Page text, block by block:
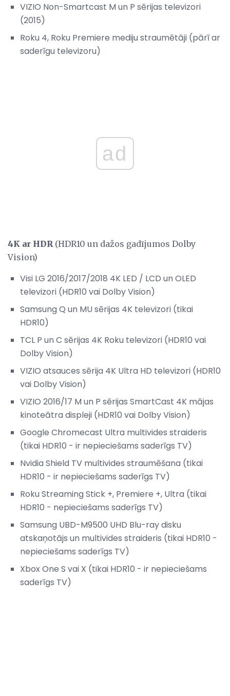
VIZIO Non-Smartcast M un P sērijas televizori
(2015)
Roku 4, Roku Premiere mediju straumētāji (pārī ar
saderīgu televizoru)
ad
4K ar HDR (HDR10 un dažos gadījumos Dolby
Vision)
Visi LG 2016/2017/2018 4K LED / LCD un OLED
televizori (HDR10 vai Dolby Vision)
Samsung Q un MU sērijas 4K televizori (tikai
HDR10)
TCL P un C sērijas 4K Roku televizori (HDR10 vai
Dolby Vision)
VIZIO atsauces sērija 4K Ultra HD televizori (HDR10
vai Dolby Vision)
VIZIO 2016/17 M un P sērijas SmartCast 4K mājas
kinoteātra displeji (HDR10 vai Dolby Vision)
Google Chromecast Ultra multivides straideris
(tikai HDR10 - ir nepieciešams saderīgs TV)
Nvidia Shield TV multivides straumēšana (tikai
HDR10 - ir nepieciešams saderīgs TV)
Roku Streaming Stick +, Premiere +, Ultra (tikai
HDR10 - nepieciešams saderīgs TV)
Samsung UBD-M9500 UHD Blu-ray disku
atskaņotājs un multivides straideris (tikai HDR10 -
nepieciešams saderīgs TV)
Xbox One S vai X (tikai HDR10 - ir nepieciešams
saderīgs TV)